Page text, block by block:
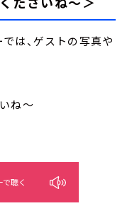
は、ゲストの写真や
ね～
で聴く